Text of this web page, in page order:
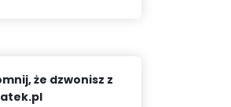
że dzwonisz z